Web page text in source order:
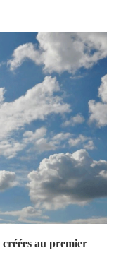
au premier